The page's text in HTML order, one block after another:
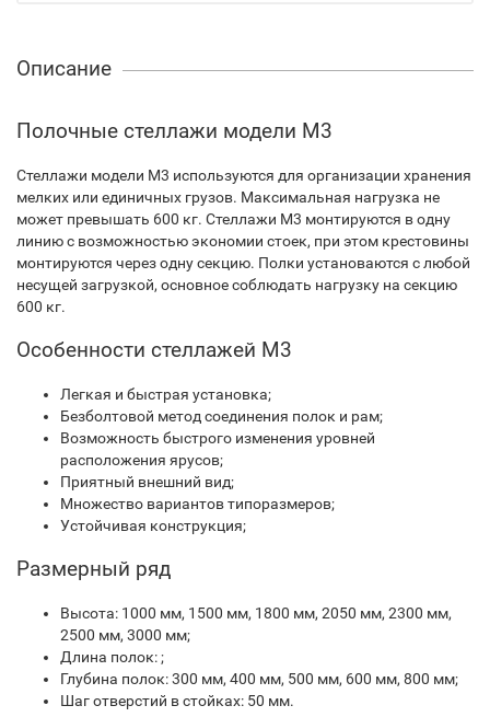
Описание
Полочные стеллажи модели М3
Стеллажи модели М3 используются для организации хранения
мелких или единичных грузов. Максимальная нагрузка не
может превышать 600 кг. Стеллажи М3 монтируются в одну
линию с возможностью экономии стоек, при этом крестовины
монтируются через одну секцию. Полки установаются с любой
несущей загрузкой, основное соблюдать нагрузку на секцию
600 кг.
Особенности стеллажей М3
Легкая и быстрая установка;
Безболтовой метод соединения полок и рам;
Возможность быстрого изменения уровней
расположения ярусов;
Приятный внешний вид;
Множество вариантов типоразмеров;
Устойчивая конструкция;
Размерный ряд
Высота: 1000 мм, 1500 мм, 1800 мм, 2050 мм, 2300 мм,
2500 мм, 3000 мм;
Длина полок: ;
Глубина полок: 300 мм, 400 мм, 500 мм, 600 мм, 800 мм;
Шаг отверстий в стойках: 50 мм.